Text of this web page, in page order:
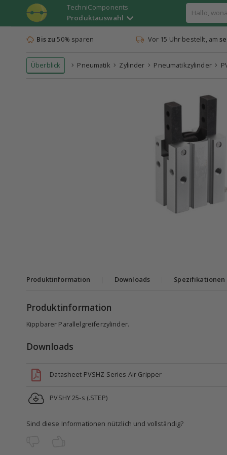
TechniComponents
Produktauswahl
Bis zu 50% sparen Vor 15 Uhr bestellt, am
Überblick Pneumatik Zylinder Pneumatikzylinder
Produktinformation Downloads Spezifikationen
Produktinformation
Kippbarer Parallelgreiferzylinder.
Downloads
Datasheet PVSHZ Series Air Gripper
PVSHY 25-s (.STEP)
Sind diese Informationen nützlich und vollständig?